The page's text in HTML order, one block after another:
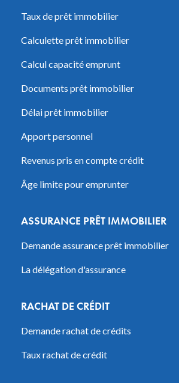
Taux de prêt immobilier
Calculette prêt immobilier
Calcul capacité emprunt
Documents prêt immobilier
Délai prêt immobilier
Apport personnel
Revenus pris en compte crédit
Âge limite pour emprunter
ASSURANCE PRÊT IMMOBILIER
Demande assurance prêt immobilier
La délégation d'assurance
RACHAT DE CRÉDIT
Demande rachat de crédits
Taux rachat de crédit